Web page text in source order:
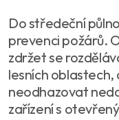
Do středeční
prevenci požárů.
zdržet se
lesních
neodhazovat
zařízení s